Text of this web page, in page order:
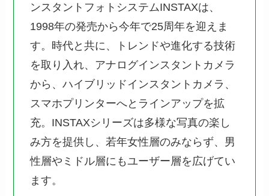
ンスタントフォトシステムINSTAXは、
1998年の発売から今年で25周年を迎えま
す。時代と共に、トレンドや進化する技術
を取り入れ、アナログインスタントカメラ
から、ハイブリッドインスタントカメラ、
スマホプリンターへとラインアップを拡
充。INSTAXシリーズは多様な写真の楽し
み方を提供し、若年女性層のみならず、男
性層やミドル層にもユーザー層を広げてい
ます。